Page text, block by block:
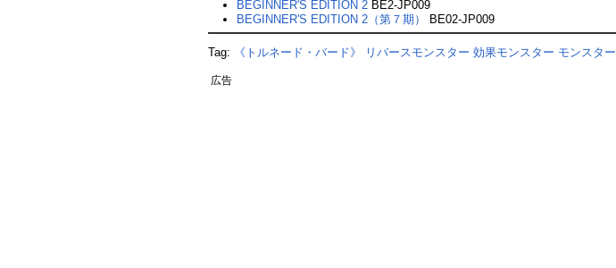
BEGINNER'S EDITION 2 BE2-JP009
BEGINNER'S EDITION 2（第７期）
BE02-JP009
Tag: 《トルネード・バード》 リバースモンスター 効果モンスター モンスター
広告